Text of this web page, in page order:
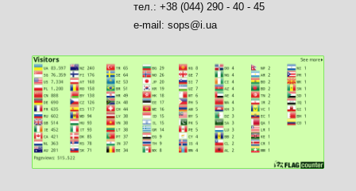
тел.: +38 (044) 290 - 40 - 45
e-mail: sops@i.ua